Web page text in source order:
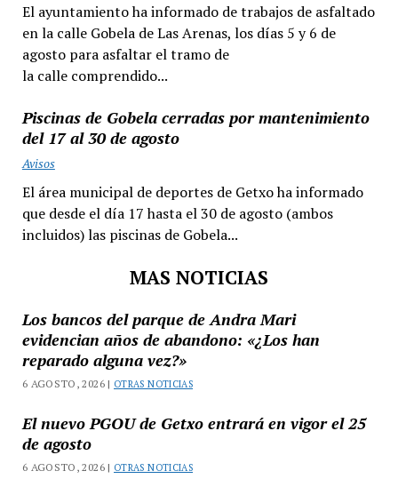
El ayuntamiento ha informado de trabajos de asfaltado
en la calle Gobela de Las Arenas, los días 5 y 6 de
agosto para asfaltar el tramo de
la calle comprendido...
Piscinas de Gobela cerradas por mantenimiento
del 17 al 30 de agosto
Avisos
El área municipal de deportes de Getxo ha informado
que desde el día 17 hasta el 30 de agosto (ambos
incluidos) las piscinas de Gobela...
MAS NOTICIAS
Los bancos del parque de Andra Mari
evidencian años de abandono: «¿Los han
reparado alguna vez?»
6 AGOSTO, 2026 | OTRAS NOTICIAS
El nuevo PGOU de Getxo entrará en vigor el 25
de agosto
6 AGOSTO, 2026 | OTRAS NOTICIAS